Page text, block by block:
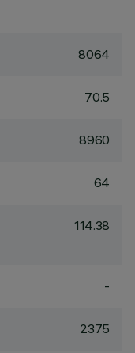
8064
70.5
8960
64
114.38
-
2375